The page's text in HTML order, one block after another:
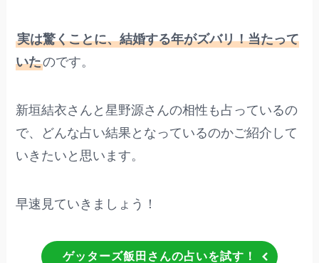
実は驚くことに、結婚する年がズバリ！当たって
いたのです。
新垣結衣さんと星野源さんの相性も占っているの
で、どんな占い結果となっているのかご紹介して
いきたいと思います。
早速見ていきましょう！
ゲッターズ飯田さんの占いを試す！